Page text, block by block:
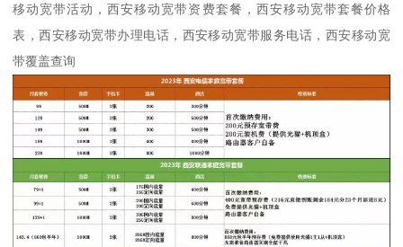
移动宽带活动，西安移动宽带资费套餐，西安移动宽带套餐价格
表，西安移动宽带办理电话，西安移动宽带服务电话，西安移动宽
带覆盖查询